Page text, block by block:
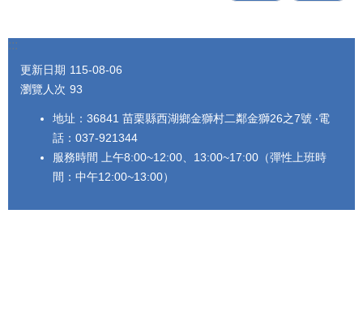
:::
更新日期 115-08-06
瀏覽人次 93
地址：36841 苗栗縣西湖鄉金獅村二鄰金獅26之7號 ‧電
話：037-921344
服務時間 上午8:00~12:00、13:00~17:00（彈性上班時
間：中午12:00~13:00）